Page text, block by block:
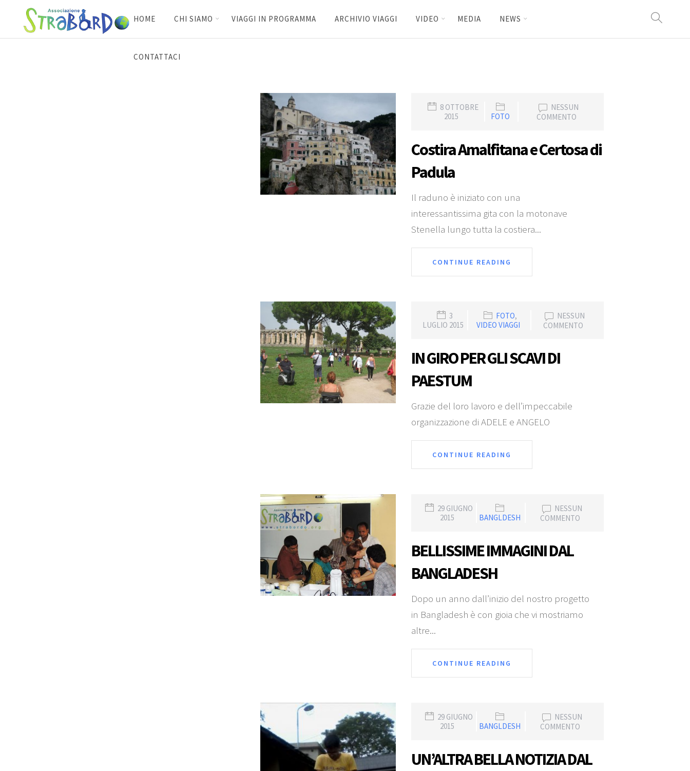
HOME CHI SIAMO VIAGGI IN PROGRAMMA ARCHIVIO VIAGGI VIDEO MEDIA NEWS
CONTATTACI
8 OTTOBRE
2015
FOTO
NESSUN
COMMENTO
Costira Amalfitana e Certosa di
Padula
Il raduno è iniziato con una
interessantissima gita con la motonave
Stenella lungo tutta la costiera...
CONTINUE READING
3
LUGLIO 2015
FOTO,
VIDEO VIAGGI
NESSUN
COMMENTO
IN GIRO PER GLI SCAVI DI
PAESTUM
Grazie del loro lavoro e dell’impeccabile
organizzazione di ADELE e ANGELO
CONTINUE READING
29 GIUGNO
2015
BANGLDESH
NESSUN
COMMENTO
BELLISSIME IMMAGINI DAL
BANGLADESH
Dopo un anno dall’inizio del nostro progetto
in Bangladesh è con gioia che vi mostriamo
altre...
CONTINUE READING
29 GIUGNO
2015
BANGLDESH
NESSUN
COMMENTO
UN’ALTRA BELLA NOTIZIA DAL